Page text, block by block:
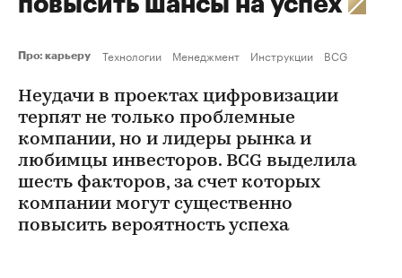
Про: карьеру Технологии Менеджмент Инструкции BCG
Неудачи в проектах цифровизации
терпят не только проблемные
компании, но и лидеры рынка и
любимцы инвесторов. BCG выделила
шесть факторов, за счет которых
компании могут существенно
повысить вероятность успеха